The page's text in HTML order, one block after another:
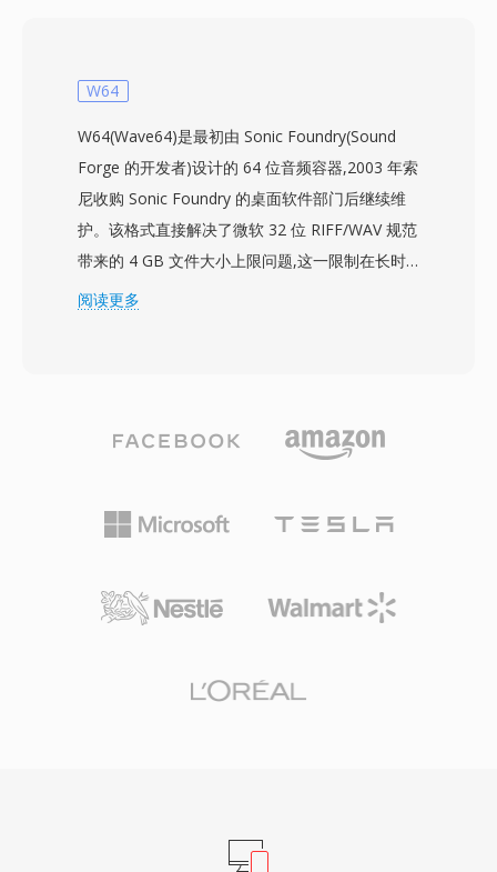
GarageBand都提供内置工作流程，Audacity等第
集成到iOS设置中，用于来电、闹钟和特定联系人
提醒。其实际优势包括：通过iTunes同步或
AirDrop轻松部署到任何iPhone，AAC编解码器即
使在小文件体积下也能提供高质量播放，以及可为
特定联系人分配个性化铃声以实现即时来电识别。
W64
W64(Wave64)是最初由 Sonic Foundry(Sound
Forge 的开发者)设计的 64 位音频容器,2003 年索
尼收购 Sonic Foundry 的桌面软件部门后继续维
护。该格式直接解决了微软 32 位 RIFF/WAV 规范
带来的 4 GB 文件大小上限问题,这一限制在长时
间录音、多声道采集或高采样率制作中尤为突出。
声道配置,非常适合电影配乐、现场音乐会录音和
专业数字音频工作站提供原生 W64 支持,可无缝导
入和导出。对于经常处理长篇高保真素材的工程师
性的同时,消除了令人困扰的文件大小限制。
阅读更多